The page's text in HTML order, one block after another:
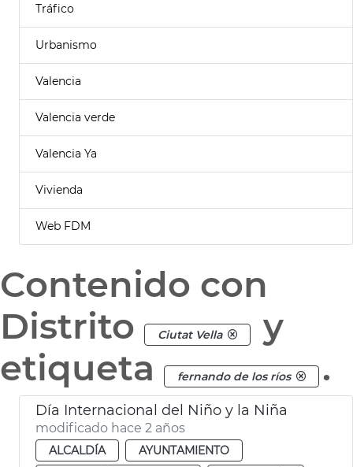
Tráfico
Urbanismo
Valencia
Valencia verde
Valencia Ya
Vivienda
Web FDM
Contenido con
Distrito
Ciutat Vella
y
etiqueta
fernando de los ríos .
Día Internacional del Niño y la Niña
modificado hace 2 años
ALCALDÍA
AYUNTAMIENTO